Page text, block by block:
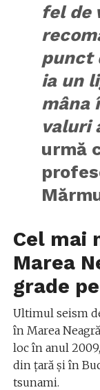
fel de
punct
ia un
mâna
valuri
urmă
Cel mai
Marea
grade
Ultimul seism
în Marea
loc în anul
din țară și în
tsunami.